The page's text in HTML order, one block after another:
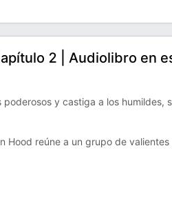
2 | Audiolibro en
y castiga a los humildes,
Hood reúne a un grupo de valientes